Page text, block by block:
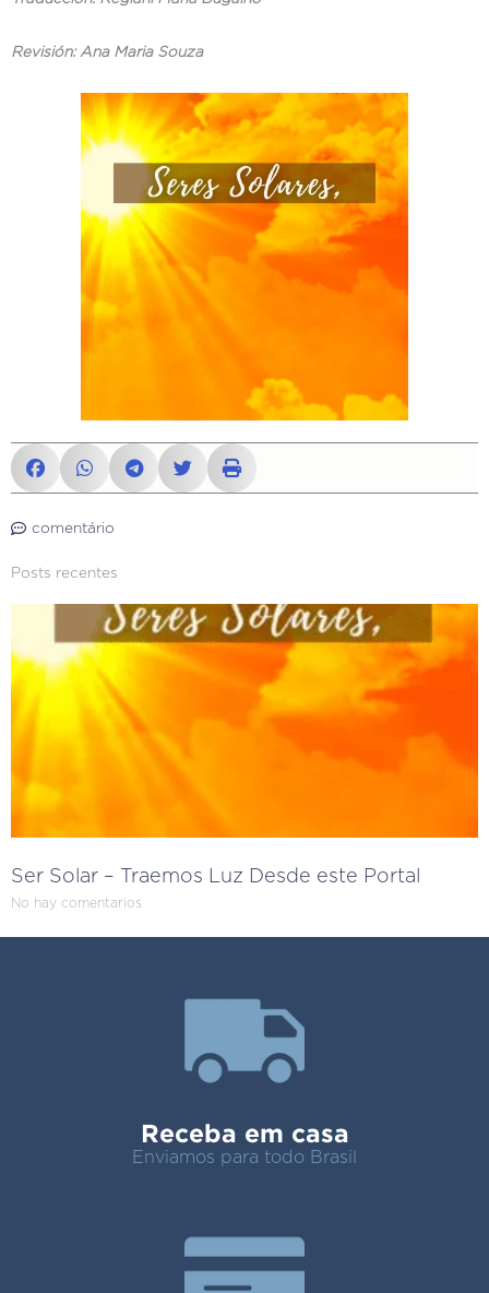
Revisión: Ana Maria Souza
comentário
Posts recentes
Ser Solar – Traemos Luz Desde este Portal
No hay comentarios
Receba em casa
Enviamos para todo Brasil